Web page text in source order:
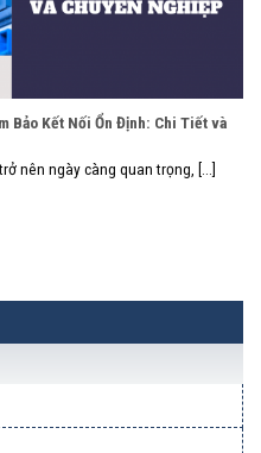
Bảo Kết Nối Ổn Định: Chi Tiết và
nên ngày càng quan trọng, [...]